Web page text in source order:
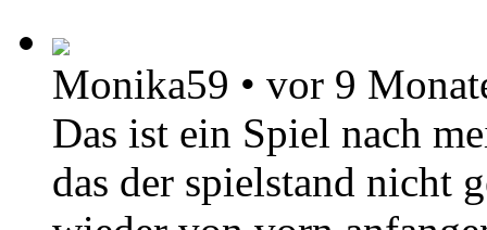
Monika59 • vor 9
Das ist ein Spiel nach
das der spielstand nicht